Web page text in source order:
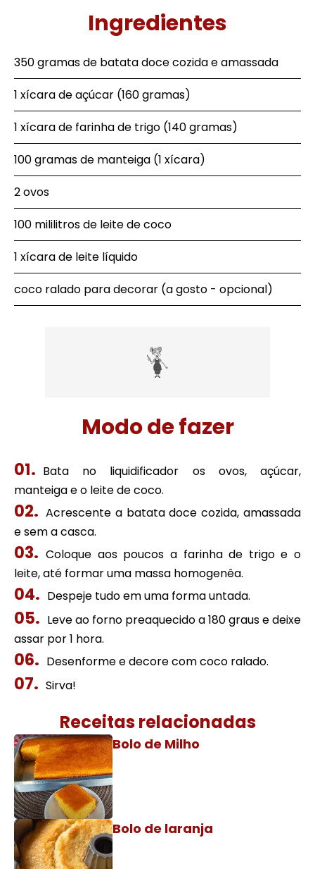
Ingredientes
350 gramas de batata doce cozida e amassada
1 xícara de açúcar (160 gramas)
1 xícara de farinha de trigo (140 gramas)
100 gramas de manteiga (1 xícara)
2 ovos
100 mililitros de leite de coco
1 xícara de leite líquido
coco ralado para decorar (a gosto - opcional)
Modo de fazer
Bata no liquidificador os ovos, açúcar,
manteiga e o leite de coco.
Acrescente a batata doce cozida, amassada
e sem a casca.
Coloque aos poucos a farinha de trigo e o
leite, até formar uma massa homogenêa.
Despeje tudo em uma forma untada.
Leve ao forno preaquecido a 180 graus e deixe
assar por 1 hora.
Desenforme e decore com coco ralado.
Sirva!
Receitas relacionadas
Bolo de Milho
Bolo de laranja